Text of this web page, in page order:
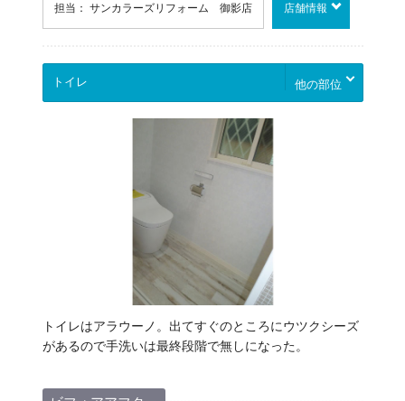
担当： サンカラーズリフォーム 御影店 店舗情報
他の部位
トイレはアラウーノ。出てすぐのところにウツクシーズ
があるので手洗いは最終段階で無しになった。